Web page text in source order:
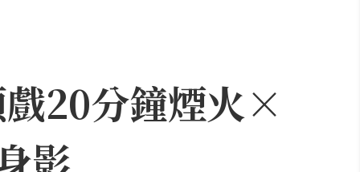
20分鐘煙火×
影